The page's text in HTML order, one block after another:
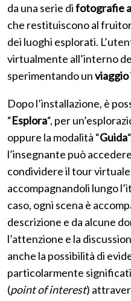
da una serie difotografie
che restituiscono al
dei luoghi esplorati.
virtualmente all’interno
sperimentando unviaggio
Dopo l’installazione, è
“Esplora“, per
oppure la modalità “Guida
l’insegnante può
condividere il tour
accompagnandoli lungo
caso, ogni scena è
descrizione e da alcune
l’attenzione e la
anche la possibilità di
particolarmente
(point of interest)